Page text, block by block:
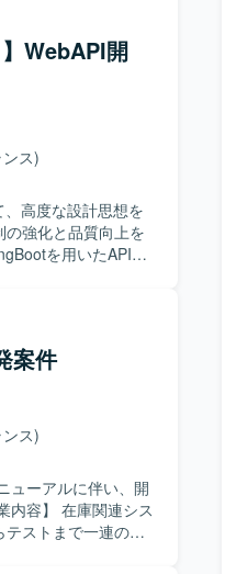
WebAPI開
ス)
、高度な設計思想を
強化と品質向上を
コードレビューを
す。また、生成AI
提案も行っていた
決策を提案・実行
論をリードしなが
ション力をお持ち
ダンなアーキテクチ
けます。主体性や
装まで一貫してス
案件
ス)
ューアルに伴い、開
ストまで一連の工